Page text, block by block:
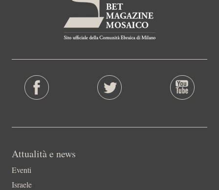
Attualità e news
Eventi
Israele